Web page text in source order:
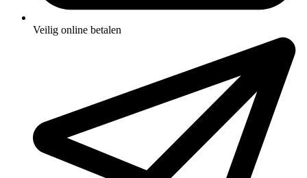
Veilig online betalen